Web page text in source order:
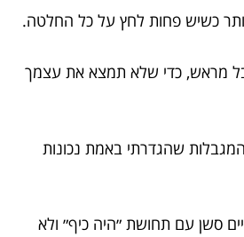
כשיש פחות לחץ על כל החלטה.
מראש, כדי שלא תמצא את עצמך
שהגדרתי באמת נכונות
סשן עם תחושת ״היה כיף״ ולא